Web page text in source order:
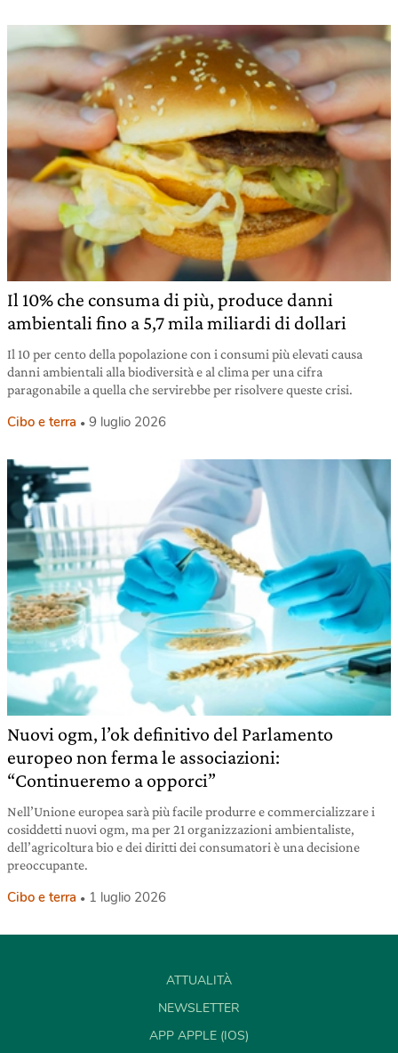
Il 10% che consuma di più, produce danni
ambientali fino a 5,7 mila miliardi di dollari
Il 10 per cento della popolazione con i consumi più elevati causa
danni ambientali alla biodiversità e al clima per una cifra
paragonabile a quella che servirebbe per risolvere queste crisi.
Cibo e terra 9 luglio 2026
Nuovi ogm, l’ok definitivo del Parlamento
europeo non ferma le associazioni:
“Continueremo a opporci”
Nell’Unione europea sarà più facile produrre e commercializzare i
cosiddetti nuovi ogm, ma per 21 organizzazioni ambientaliste,
dell’agricoltura bio e dei diritti dei consumatori è una decisione
preoccupante.
Cibo e terra 1 luglio 2026
ATTUALITÀ
NEWSLETTER
APP APPLE (IOS)